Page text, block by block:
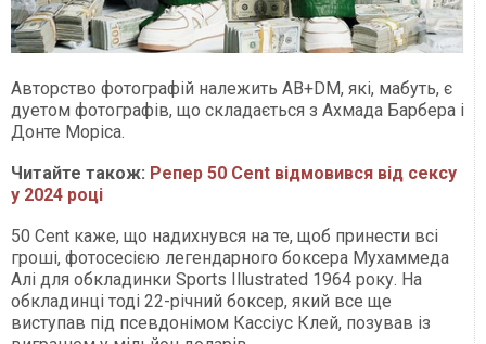
Авторство фотографій належить AB+DM, які, мабуть, є
дуетом фотографів, що складається з Ахмада Барбера і
Донте Моріса.
Читайте також: Репер 50 Cent відмовився від сексу
у 2024 році
50 Cent каже, що надихнувся на те, щоб принести всі
гроші, фотосесією легендарного боксера Мухаммеда
Алі для обкладинки Sports Illustrated 1964 року. На
обкладинці тоді 22-річний боксер, який все ще
виступав під псевдонімом Кассіус Клей, позував із